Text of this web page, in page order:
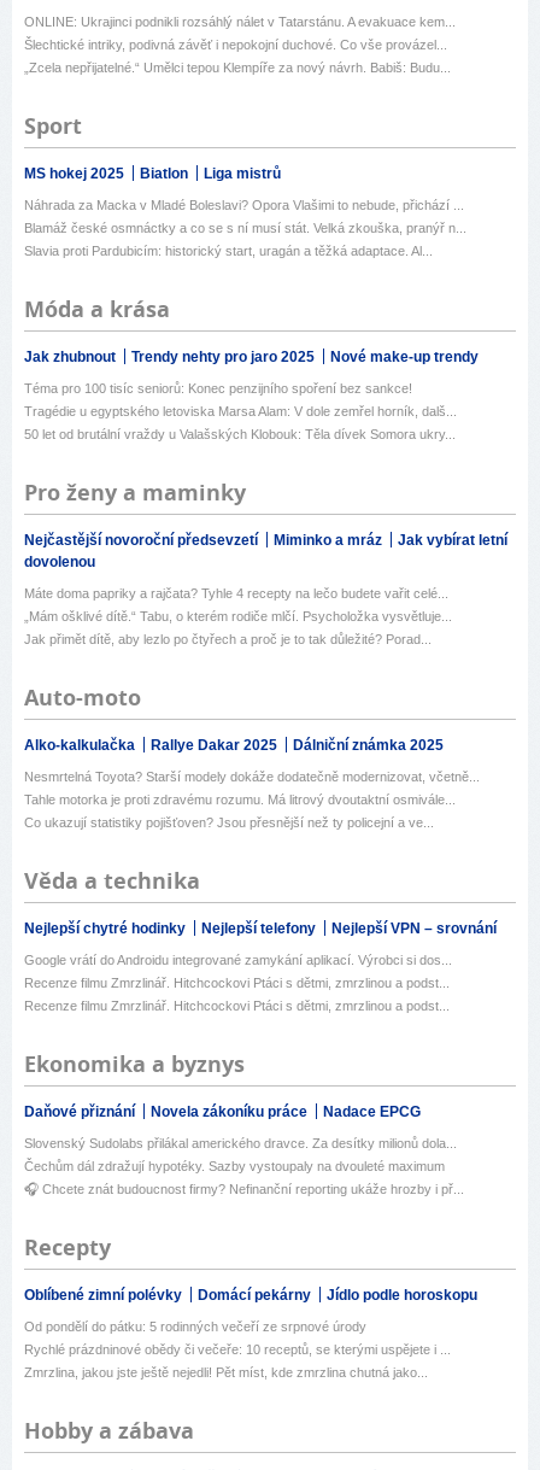
ONLINE: Ukrajinci podnikli rozsáhlý nálet v Tatarstánu. A evakuace kem...
Šlechtické intriky, podivná závěť i nepokojní duchové. Co vše provázel...
„Zcela nepřijatelné.“ Umělci tepou Klempíře za nový návrh. Babiš: Budu...
Sport
MS hokej 2025 Biatlon Liga mistrů
Náhrada za Macka v Mladé Boleslavi? Opora Vlašimi to nebude, přichází ...
Blamáž české osmnáctky a co se s ní musí stát. Velká zkouška, pranýř n...
Slavia proti Pardubicím: historický start, uragán a těžká adaptace. Al...
Móda a krása
Jak zhubnout Trendy nehty pro jaro 2025 Nové make-up trendy
Téma pro 100 tisíc seniorů: Konec penzijního spoření bez sankce!
Tragédie u egyptského letoviska Marsa Alam: V dole zemřel horník, dalš...
50 let od brutální vraždy u Valašských Klobouk: Těla dívek Somora ukry...
Pro ženy a maminky
Nejčastější novoroční předsevzetí Miminko a mráz
Jak vybírat letní
dovolenou
Máte doma papriky a rajčata? Tyhle 4 recepty na lečo budete vařit celé...
„Mám ošklivé dítě.“ Tabu, o kterém rodiče mlčí. Psycholožka vysvětluje...
Jak přimět dítě, aby lezlo po čtyřech a proč je to tak důležité? Porad...
Auto-moto
Alko-kalkulačka Rallye Dakar 2025 Dálniční známka 2025
Nesmrtelná Toyota? Starší modely dokáže dodatečně modernizovat, včetně...
Tahle motorka je proti zdravému rozumu. Má litrový dvoutaktní osmivále...
Co ukazují statistiky pojišťoven? Jsou přesnější než ty policejní a ve...
Věda a technika
Nejlepší chytré hodinky Nejlepší telefony Nejlepší VPN – srovnání
Google vrátí do Androidu integrované zamykání aplikací. Výrobci si dos...
Recenze filmu Zmrzlinář. Hitchcockovi Ptáci s dětmi, zmrzlinou a podst...
Recenze filmu Zmrzlinář. Hitchcockovi Ptáci s dětmi, zmrzlinou a podst...
Ekonomika a byznys
Daňové přiznání Novela zákoníku práce Nadace EPCG
Slovenský Sudolabs přilákal amerického dravce. Za desítky milionů dola...
Čechům dál zdražují hypotéky. Sazby vystoupaly na dvouleté maximum
🎧 Chcete znát budoucnost firmy? Nefinanční reporting ukáže hrozby i př...
Recepty
Oblíbené zimní polévky Domácí pekárny Jídlo podle horoskopu
Od pondělí do pátku: 5 rodinných večeří ze srpnové úrody
Rychlé prázdninové obědy či večeře: 10 receptů, se kterými uspějete i ...
Zmrzlina, jakou jste ještě nejedli! Pět míst, kde zmrzlina chutná jako...
Hobby a zábava